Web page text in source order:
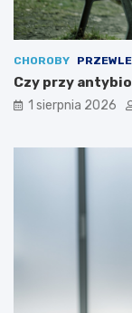
CHOROBY
Czy przy
1 sierpnia 2026